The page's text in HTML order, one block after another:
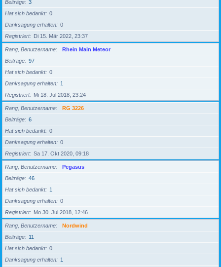
Beiträge
3
Hat sich bedankt
0
Danksagung erhalten
0
Registriert
Di 15. Mär 2022, 23:37
Rang, Benutzername
Rhein Main Meteor
Beiträge
97
Hat sich bedankt
0
Danksagung erhalten
1
Registriert
Mi 18. Jul 2018, 23:24
Rang, Benutzername
RG 3226
Beiträge
6
Hat sich bedankt
0
Danksagung erhalten
0
Registriert
Sa 17. Okt 2020, 09:18
Rang, Benutzername
Pegasus
Beiträge
46
Hat sich bedankt
1
Danksagung erhalten
0
Registriert
Mo 30. Jul 2018, 12:46
Rang, Benutzername
Nordwind
Beiträge
11
Hat sich bedankt
0
Danksagung erhalten
1